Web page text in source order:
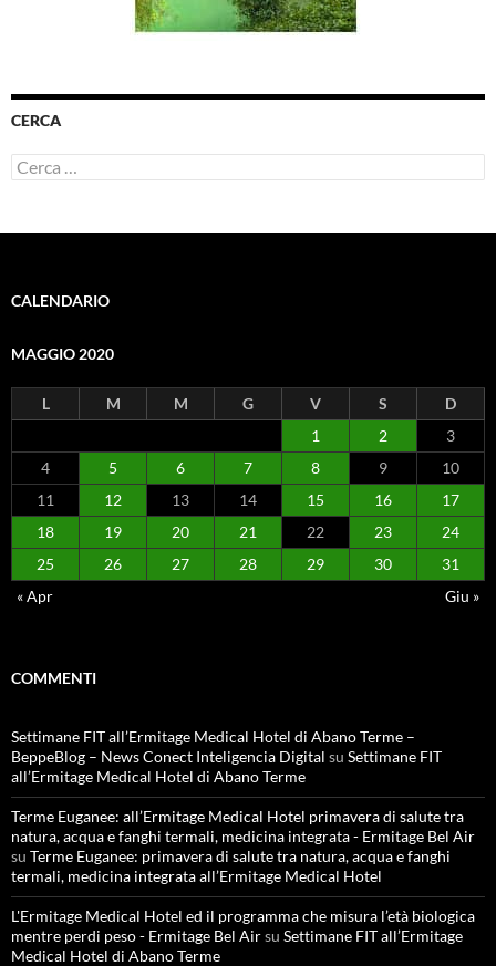
CERCA
Ricerca
per:
CALENDARIO
MAGGIO 2020
L M M G V S
D
1
2
3
4
5 6 7 8 9
10
11
12 13 14 15 16
17
18
19 20 21 22 23
24
25
26 27 28 29 30
31
« Apr
Giu »
COMMENTI
Settimane FIT all’Ermitage Medical Hotel di Abano Terme –
BeppeBlog – News Conect Inteligencia Digital su Settimane FIT
all’Ermitage Medical Hotel di Abano Terme
Terme Euganee: all’Ermitage Medical Hotel primavera di salute tra
natura, acqua e fanghi termali, medicina integrata - Ermitage Bel Air
su Terme Euganee: primavera di salute tra natura, acqua e fanghi
termali, medicina integrata all’Ermitage Medical Hotel
L'Ermitage Medical Hotel ed il programma che misura l’età biologica
mentre perdi peso - Ermitage Bel Airsu Settimane FIT all’Ermitage
Medical Hotel di Abano Terme